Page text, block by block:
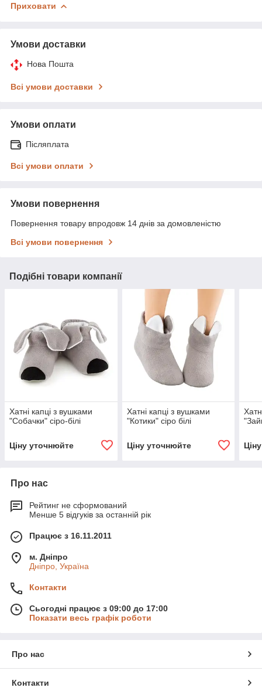
Приховати
Умови доставки
Нова Пошта
Всі умови доставки
Умови оплати
Післяплата
Всі умови оплати
Умови повернення
Повернення товару впродовж 14 днів за домовленістю
Всі умови повернення
Подібні товари компанії
Хатні капці з вушками
"Собачки" сіро-білі
Ціну уточнюйте
Хатні капці з вушками
"Котики" сіро білі
Ціну уточнюйте
Про нас
Рейтинг не сформований
Менше 5 відгуків за останній рік
Працює з 16.11.2011
м. Дніпро
Дніпро, Україна
Контакти
Сьогодні працює з 09:00 до 17:00
Показати весь графік роботи
Про нас
Контакти